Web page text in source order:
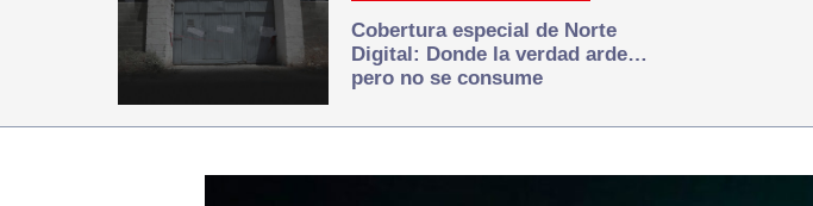
Cobertura especial de Norte
Digital: Donde la verdad arde…
pero no se consume